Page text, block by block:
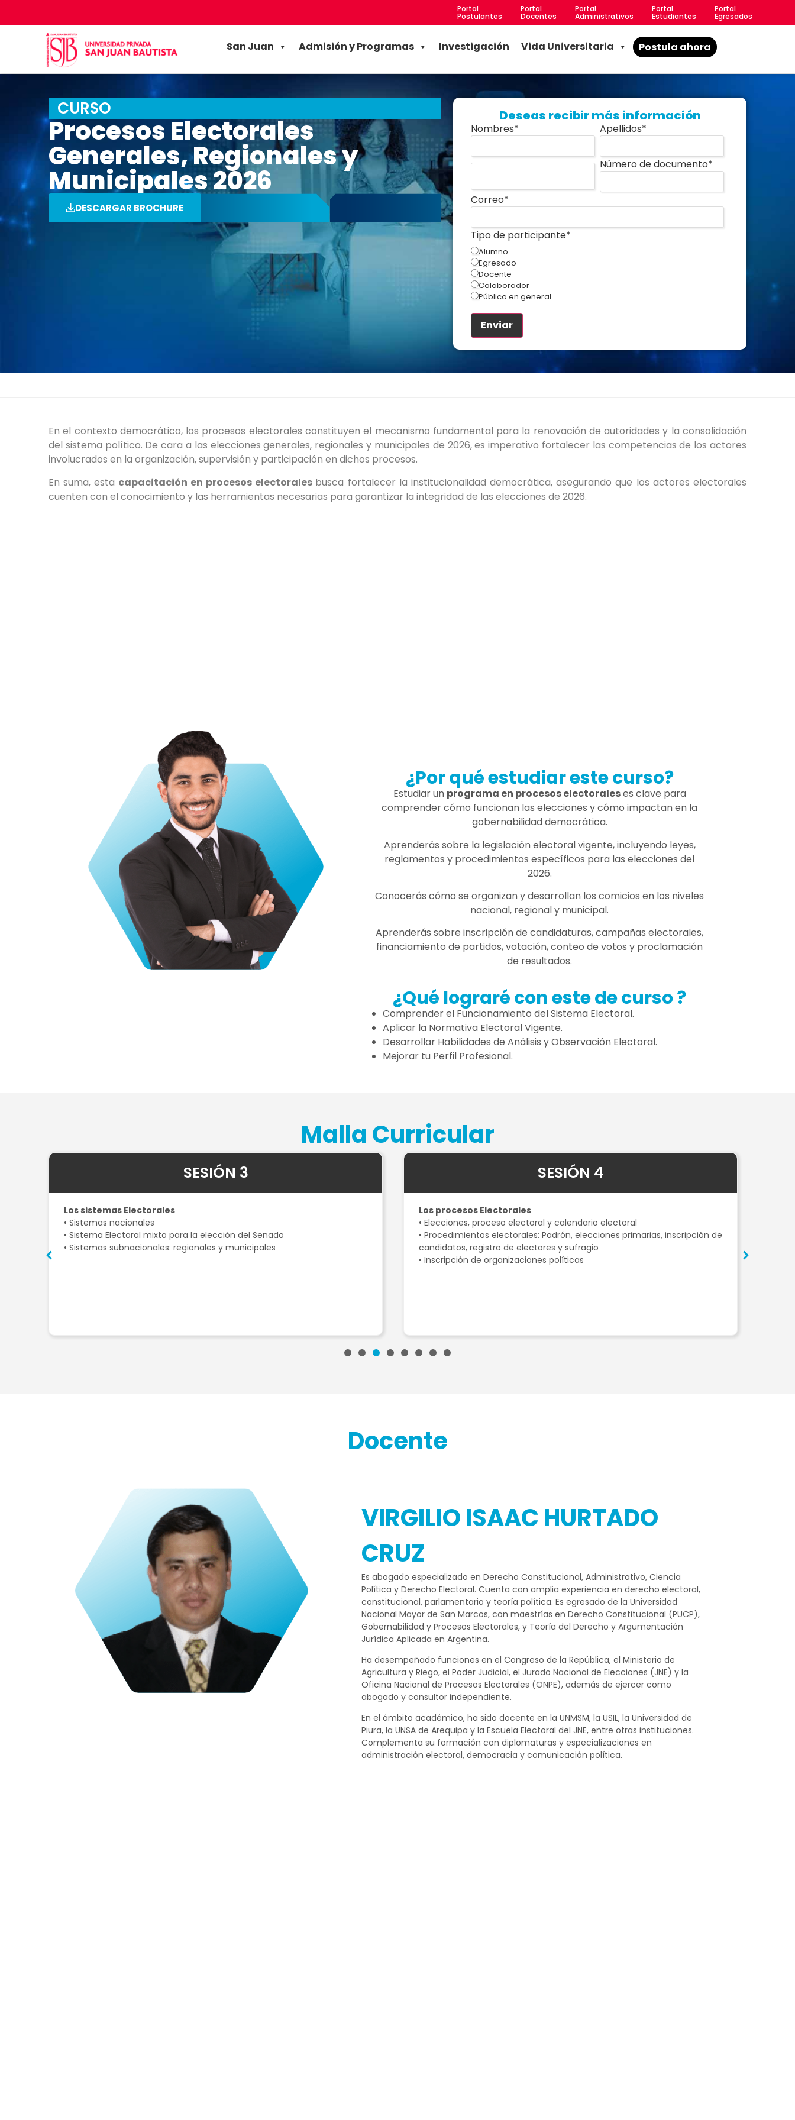
Portal
Postulantes
Portal
Docentes
Portal
Administrativos
Portal
Estudiantes
Portal
Egresados
San Juan Admisión y Programas Investigación Vida Universitaria Postula ahora
CURSO
Procesos Electorales
Generales, Regionales y
Municipales 2026
DESCARGAR BROCHURE
Deseas recibir más información
Nombres* Apellidos*
Número de documento*
Correo*
Tipo de participante*
Alumno
Egresado
Docente
Colaborador
Público en general
En el contexto democrático, los procesos electorales constituyen el mecanismo fundamental para la renovación de autoridades y la consolidación
del sistema político. De cara a las elecciones generales, regionales y municipales de 2026, es imperativo fortalecer las competencias de los actores
involucrados en la organización, supervisión y participación en dichos procesos.
En suma, esta capacitación en procesos electorales busca fortalecer la institucionalidad democrática, asegurando que los actores electorales
cuenten con el conocimiento y las herramientas necesarias para garantizar la integridad de las elecciones de 2026.
¿Por qué estudiar este curso?
Estudiar un programa en procesos electoraleses clave para
comprender cómo funcionan las elecciones y cómo impactan en la
gobernabilidad democrática.
Aprenderás sobre la legislación electoral vigente, incluyendo leyes,
reglamentos y procedimientos específicos para las elecciones del
2026.
Conocerás cómo se organizan y desarrollan los comicios en los niveles
nacional, regional y municipal.
Aprenderás sobre inscripción de candidaturas, campañas electorales,
financiamiento de partidos, votación, conteo de votos y proclamación
de resultados.
¿Qué lograré con este de curso ?
Comprender el Funcionamiento del Sistema Electoral.
Aplicar la Normativa Electoral Vigente.
Desarrollar Habilidades de Análisis y Observación Electoral.
Mejorar tu Perfil Profesional.
Malla Curricular
SESIÓN 3
Los sistemas Electorales
• Sistemas nacionales
• Sistema Electoral mixto para la elección del Senado
• Sistemas subnacionales: regionales y municipales
SESIÓN 4
Los procesos Electorales
• Elecciones, proceso electoral y calendario electoral
• Procedimientos electorales: Padrón, elecciones primarias, inscripción de
candidatos, registro de electores y sufragio
• Inscripción de organizaciones políticas
Docente
VIRGILIO ISAAC HURTADO
CRUZ
Es abogado especializado en Derecho Constitucional, Administrativo, Ciencia
Política y Derecho Electoral. Cuenta con amplia experiencia en derecho electoral,
constitucional, parlamentario y teoría política. Es egresado de la Universidad
Nacional Mayor de San Marcos, con maestrías en Derecho Constitucional (PUCP),
Gobernabilidad y Procesos Electorales, y Teoría del Derecho y Argumentación
Jurídica Aplicada en Argentina.
Ha desempeñado funciones en el Congreso de la República, el Ministerio de
Agricultura y Riego, el Poder Judicial, el Jurado Nacional de Elecciones (JNE) y la
Oficina Nacional de Procesos Electorales (ONPE), además de ejercer como
abogado y consultor independiente.
En el ámbito académico, ha sido docente en la UNMSM, la USIL, la Universidad de
Piura, la UNSA de Arequipa y la Escuela Electoral del JNE, entre otras instituciones.
Complementa su formación con diplomaturas y especializaciones en
administración electoral, democracia y comunicación política.